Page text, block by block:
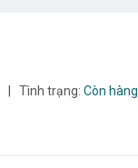
Tình trạng: Còn hàng